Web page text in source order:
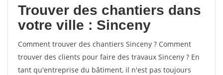
Trouver des chantiers dans
votre ville : Sinceny
Comment trouver des chantiers Sinceny ? Comment
trouver des clients pour faire des travaux Sinceny ? En
tant qu'entreprise du bâtiment, il n'est pas toujours